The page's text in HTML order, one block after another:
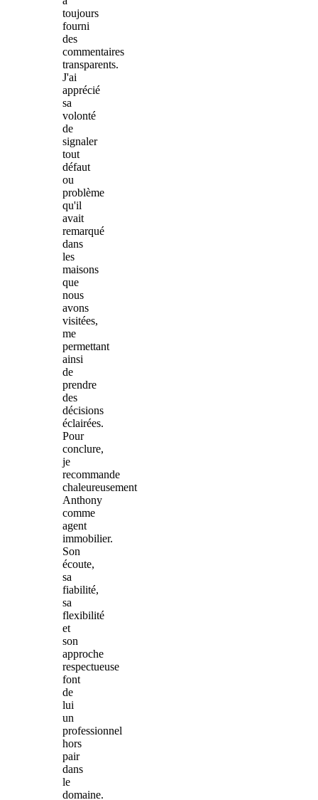
toujours
fourni
des
commentaires
transparents.
J'ai
apprécié
sa
volonté
de
signaler
tout
défaut
ou
problème
qu'il
avait
remarqué
dans
les
maisons
que
nous
avons
visitées,
me
permettant
ainsi
de
prendre
des
décisions
éclairées.
Pour
conclure,
je
recommande
chaleureusement
Anthony
comme
agent
immobilier.
Son
écoute,
sa
fiabilité,
sa
flexibilité
et
son
approche
respectueuse
font
de
lui
un
professionnel
hors
pair
dans
le
domaine.